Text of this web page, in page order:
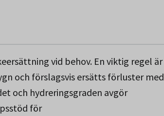
vid behov. En viktig regel är
och förslagsvis ersätts förluster med
och hydreringsgraden avgör
för